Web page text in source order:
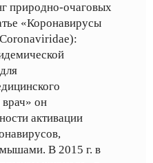
природно-очаговых
«Коронавирусы
он
активации
В 2015 г. в